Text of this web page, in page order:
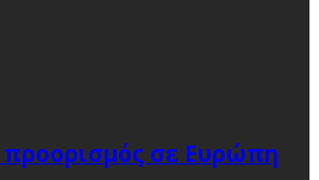
προορισμός σε Ευρώπη